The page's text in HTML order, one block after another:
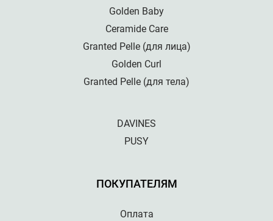
Golden Baby
Ceramide Care
Granted Pelle (для лица)
Golden Curl
Granted Pelle (для тела)
DAVINES
PUSY
ПОКУПАТЕЛЯМ
Оплата